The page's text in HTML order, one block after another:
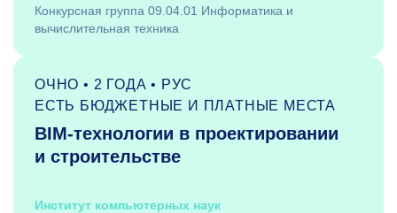
Конкурсная группа 09.04.01 Информатика и
вычислительная техника
ОЧНО • 2 ГОДА • РУС
ЕСТЬ БЮДЖЕТНЫЕ И ПЛАТНЫЕ МЕСТА
BIM-технологии в проектировании
и строительстве
Институт компьютерных наук